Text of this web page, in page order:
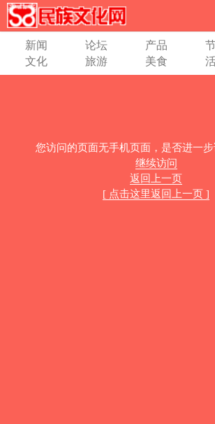
新闻 论坛 产品
文化
旅游 美食
您访问的页面无手机页面，是否进一步
继续访问
返回上一页
[ 点击这里返回上一页 ]